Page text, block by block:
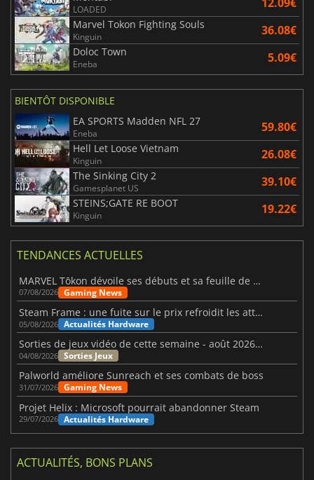
LOADED
Marvel Tokon Fighting Souls
Kinguin 36.08€
Doloc Town
Eneba 5.09€
BIENTÔT DISPONIBLE
EA SPORTS Madden NFL 27
Eneba 59.80€
Hell Let Loose Vietnam
Kinguin 26.08€
The Sinking City 2
Gamesplanet US 39.10€
STEINS;GATE RE BOOT
Kinguin 19.22€
TENDANCES ACTUELLES
MARVEL Tōkon dévoile ses débuts et sa feuille de route
07/08/2026 Gaming News
Steam Frame : une fuite sur le prix refroidit les attentes VR
05/08/2026 Actualités Hardware
Sorties de jeux vidéo de cette semaine - août 2026 (semaine 32)
04/08/2026 Sorties Jeux
Palworld améliore Sunreach et ses combats de boss
31/07/2026 Gaming News
Projet Helix : Microsoft pourrait abandonner Steam
29/07/2026 Actualités Hardware
ACTUALITÉS, BONS PLANS